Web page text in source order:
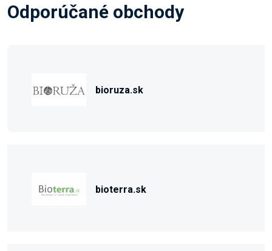
Odporúčané obchody
bioruza.sk
bioterra.sk